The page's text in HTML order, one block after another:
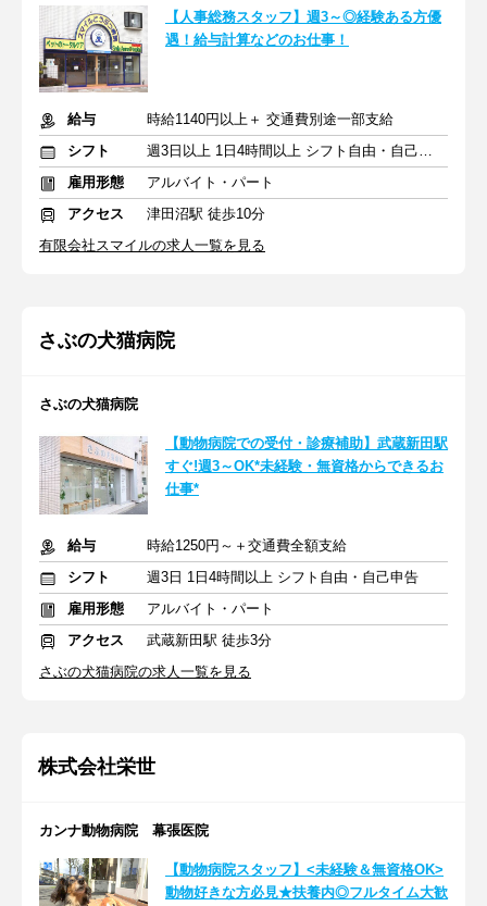
【人事総務スタッフ】週3～◎経験ある方優
遇！給与計算などのお仕事！
給与
時給1140円以上＋ 交通費別途一部支給
シフト
週3日以上 1日4時間以上 シフト自由・自己申告
雇用形態
アルバイト・パート
アクセス
津田沼駅 徒歩10分
有限会社スマイルの求人一覧を見る
さぶの犬猫病院
さぶの犬猫病院
【動物病院での受付・診療補助】武蔵新田駅
すぐ!週3～OK*未経験・無資格からできるお
仕事*
給与
時給1250円～＋交通費全額支給
シフト
週3日 1日4時間以上 シフト自由・自己申告
雇用形態
アルバイト・パート
アクセス
武蔵新田駅 徒歩3分
さぶの犬猫病院の求人一覧を見る
株式会社栄世
カンナ動物病院 幕張医院
【動物病院スタッフ】<未経験＆無資格OK>
動物好きな方必見★扶養内◎フルタイム大歓